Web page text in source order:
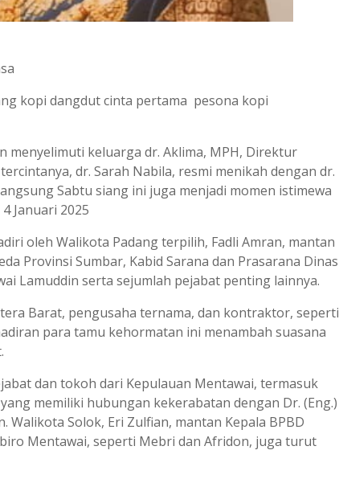
kopi dangdut cinta pertama pesona kopi
menyelimuti keluarga dr. Aklima, MPH, Direktur
dr. Sarah Nabila, resmi menikah dengan dr.
Sabtu siang ini juga menjadi momen istimewa
Januari 2025
oleh Walikota Padang terpilih, Fadli Amran, mantan
Provinsi Sumbar, Kabid Sarana dan Prasarana Dinas
Lamuddin serta sejumlah pejabat penting lainnya.
Barat, pengusaha ternama, dan kontraktor, seperti
para tamu kehormatan ini menambah suasana
dan tokoh dari Kepulauan Mentawai, termasuk
memiliki hubungan kekerabatan dengan Dr. (Eng.)
Walikota Solok, Eri Zulfian, mantan Kepala BPBD
Mentawai, seperti Mebri dan Afridon, juga turut